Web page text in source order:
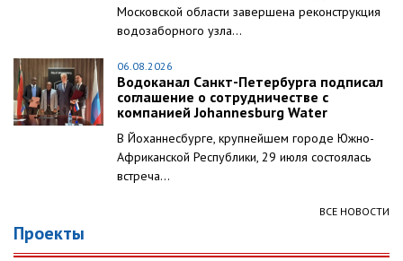
Московской области завершена реконструкция
водозаборного узла...
06.08.2026
Водоканал Санкт-Петербурга подписал
соглашение о сотрудничестве с
компанией Johannesburg Water
В Йоханнесбурге, крупнейшем городе Южно-
Африканской Республики, 29 июля состоялась
встреча...
ВСЕ НОВОСТИ
Проекты